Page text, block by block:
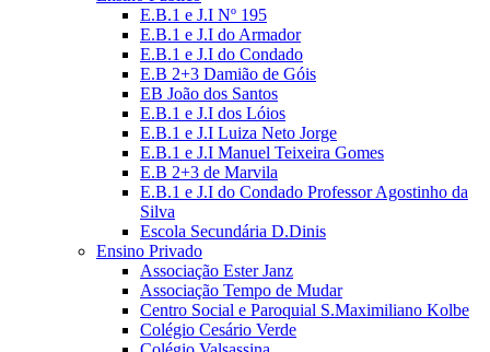
E.B.1 e J.I Nº 195
E.B.1 e J.I do Armador
E.B.1 e J.I do Condado
E.B 2+3 Damião de Góis
EB João dos Santos
E.B.1 e J.I dos Lóios
E.B.1 e J.I Luiza Neto Jorge
E.B.1 e J.I Manuel Teixeira Gomes
E.B 2+3 de Marvila
E.B.1 e J.I do Condado Professor Agostinho da
Silva
Escola Secundária D.Dinis
Ensino Privado
Associação Ester Janz
Associação Tempo de Mudar
Centro Social e Paroquial S.Maximiliano Kolbe
Colégio Cesário Verde